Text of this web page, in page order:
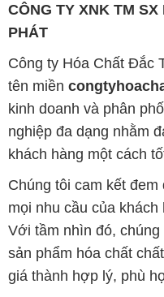
CÔNG TY XNK TM
PHÁT
Công ty Hóa Chất Đắc
tên miền
kinh doanh và phân
nghiệp đa dạng nhằm
khách hàng một cách
Chúng tôi cam kết
mọi nhu cầu của
Với tầm nhìn đó,
sản phẩm hóa chất
giá thành hợp lý, phù